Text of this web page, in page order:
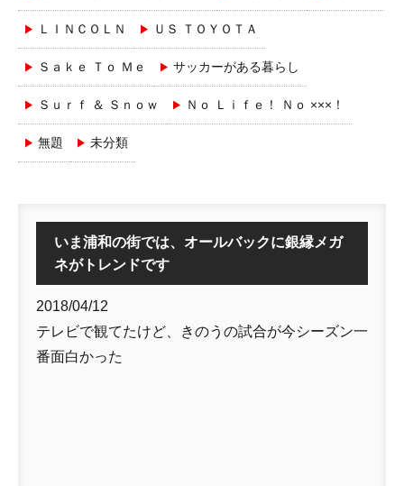
ＬＩＮＣＯＬＮ ＵＳ ＴＯＹＯＴＡ
Ｓａｋｅ Ｔｏ Ｍｅ サッカーがある暮らし
Ｓｕｒｆ ＆ Ｓｎｏｗ Ｎｏ Ｌｉｆｅ！ Ｎｏ ×××！
無題 未分類
いま浦和の街では、オールバックに銀縁メガ
ネがトレンドです
2018/04/12
テレビで観てたけど、きのうの試合が今シーズン一
番面白かった